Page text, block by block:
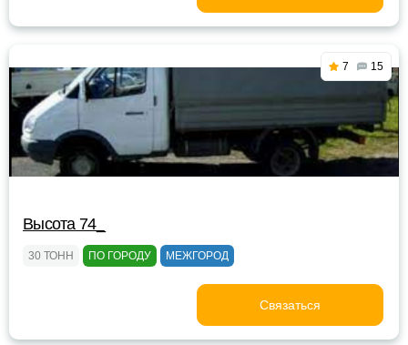
7 15
Высота 74_
30 ТОНН ПО ГОРОДУ МЕЖГОРОД
Связаться